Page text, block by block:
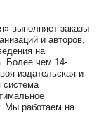
выполняет заказы
и авторов,
на
Более чем 14-
издательская и
система
Мы работаем на